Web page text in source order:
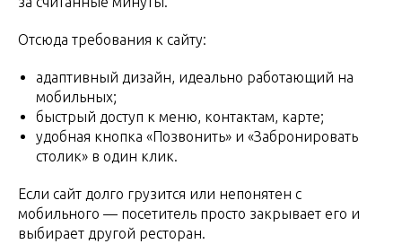
Отсюда требования к сайту:
адаптивный дизайн, идеально работающий на
мобильных;
быстрый доступ к меню, контактам, карте;
удобная кнопка «Позвонить» и «Забронировать
столик» в один клик.
Если сайт долго грузится или непонятен с
мобильного — посетитель просто закрывает его и
выбирает другой ресторан.